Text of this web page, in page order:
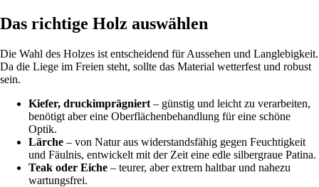
Das richtige Holz auswählen
Die Wahl des Holzes ist entscheidend für Aussehen und Langlebigkeit.
Da die Liege im Freien steht, sollte das Material wetterfest und robust
sein.
Kiefer, druckimprägniert – günstig und leicht zu verarbeiten,
benötigt aber eine Oberflächenbehandlung für eine schöne
Optik.
Lärche – von Natur aus widerstandsfähig gegen Feuchtigkeit
und Fäulnis, entwickelt mit der Zeit eine edle silbergraue Patina.
Teak oder Eiche – teurer, aber extrem haltbar und nahezu
wartungsfrei.